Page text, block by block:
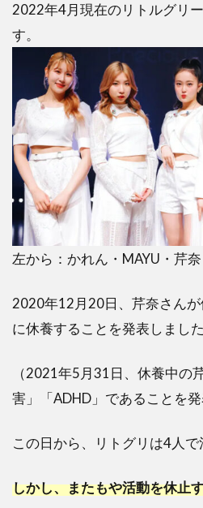
リト
グリ
人な
のは
何
故？
元は
メン
バー
は7
人！
3
リト
人な
のは
不仲
から
のス
スで
2022年4月現在のリトルグリ
す。
左から：かれん・MAYU・芹
2020年12月20日、芹奈さん
に休養することを発表しました
（2021年5月31日、休養中の
害」「ADHD」であることを発
この日から、リトグリは4人で
しかし、またもや活動を休止